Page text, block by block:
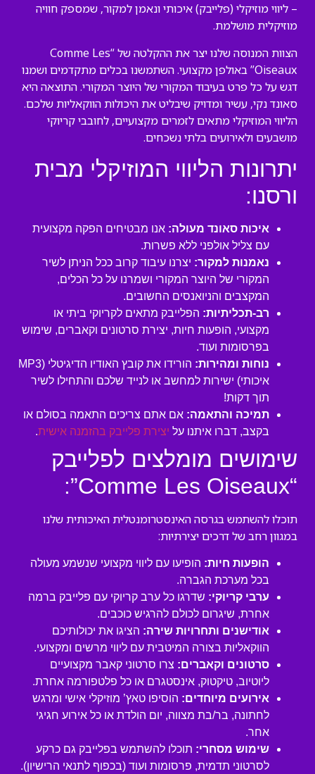
– ליווי מוזיקלי (פלייבק) איכותי ונאמן למקור, שמספק חוויה
מוזיקלית מושלמת.
הצוות המנוסה שלנו יצר את ההקלטה של “Comme Les
Oiseaux” באולפן מקצועי. השתמשנו בכלים מתקדמים ושמנו
דגש על כל פרט בעיבוד המקורי של היוצר המקורי. התוצאה היא
סאונד נקי, עשיר ומדויק שיבליט את היכולות הווקאליות שלכם.
הליווי המוזיקלי מתאים לזמרים מקצועיים, לחובבי קריוקי
מושבעים ולאירועים בלתי נשכחים.
יתרונות הליווי המוזיקלי מבית
ורסנו:
איכות סאונד מעולה: אנו מבטיחים הפקה מקצועית
עם צליל אולפני ללא פשרות.
נאמנות למקור: יצרנו עיבוד קרוב ככל הניתן לשיר
המקורי של היוצר המקורי ושמרנו על כל הכלים,
המקצבים והניואנסים החשובים.
רב-תכליתיות: הפלייבק מתאים לקריוקי ביתי או
מקצועי, הופעות חיות, יצירת סרטונים וקאברים, שימוש
בפרסומות ועוד.
נוחות ומהירות:
הורידו את קובץ האודיו הדיגיטלי (MP3
איכותי) ישירות למחשב או לנייד שלכם והתחילו לשיר
תוך דקות!
תמיכה והתאמה: אם אתם צריכים התאמה בסולם או
בקצב, דברו איתנו על יצירת פלייבק בהזמנה אישית.
שימושים מומלצים לפלייבק
“Comme Les Oiseaux”:
תוכלו להשתמש בגרסה האינסטרומנטלית האיכותית שלנו
במגוון רחב של דרכים יצירתיות:
הופעות חיות: הופיעו עם ליווי מקצועי שנשמע מעולה
בכל מערכת הגברה.
ערבי קריוקי: שדרגו כל ערב קריוקי עם פלייבק ברמה
אחרת, שיגרום לכולם להרגיש כוכבים.
אודישנים ותחרויות שירה: הציגו את יכולותיכם
הווקאליות בצורה המיטבית עם ליווי מרשים ומקצועי.
סרטונים וקאברים: צרו סרטוני קאבר מקצועיים
ליוטיוב, טיקטוק, אינסטגרם או כל פלטפורמה אחרת.
אירועים מיוחדים: הוסיפו טאץ’ מוזיקלי אישי ומרגש
לחתונה, בר/בת מצווה, יום הולדת או כל אירוע חגיגי
אחר.
שימוש מסחרי: תוכלו להשתמש בפלייבק גם כרקע
לסרטוני תדמית, פרסומות ועוד (בכפוף לתנאי הרישיון).